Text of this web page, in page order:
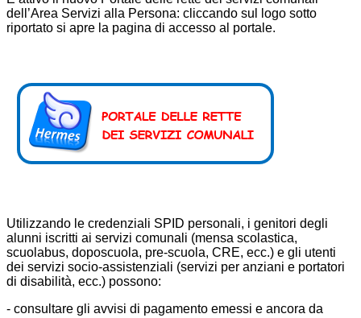
dell’Area Servizi alla Persona: cliccando sul logo sotto
riportato si apre la pagina di accesso al portale.
Utilizzando le credenziali SPID personali, i genitori degli
alunni iscritti ai servizi comunali (mensa scolastica,
scuolabus, doposcuola, pre-scuola, CRE, ecc.) e gli utenti
dei servizi socio-assistenziali (servizi per anziani e portatori
di disabilità, ecc.) possono:
- consultare gli avvisi di pagamento emessi e ancora da